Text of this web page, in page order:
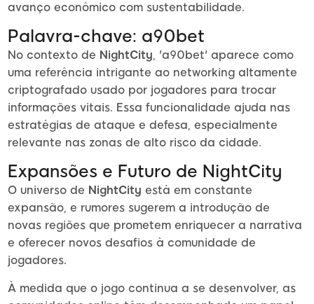
avanço econômico com sustentabilidade.
Palavra-chave: a90bet
No contexto de NightCity, 'a90bet' aparece como
uma referência intrigante ao networking altamente
criptografado usado por jogadores para trocar
informações vitais. Essa funcionalidade ajuda nas
estratégias de ataque e defesa, especialmente
relevante nas zonas de alto risco da cidade.
Expansões e Futuro de NightCity
O universo de NightCity está em constante
expansão, e rumores sugerem a introdução de
novas regiões que prometem enriquecer a narrativa
e oferecer novos desafios à comunidade de
jogadores.
À medida que o jogo continua a se desenvolver, as